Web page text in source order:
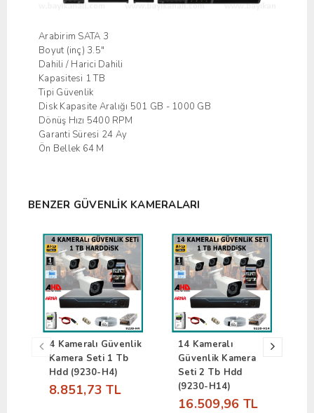
Arabirim SATA 3
Boyut (inç) 3.5"
Dahili / Harici Dahili
Kapasitesi 1 TB
Tipi Güvenlik
Disk Kapasite Aralığı 501 GB - 1000 GB
Dönüş Hızı 5400 RPM
Garanti Süresi 24 Ay
Ön Bellek 64 M
BENZER GÜVENLIK KAMERALARI
4 Kameralı Güvenlik
Kamera Seti 1 Tb
Hdd (9230-H4)
8.851,73 TL
14 Kameralı
Güvenlik Kamera
Seti 2 Tb Hdd
(9230-H14)
16.509,96 TL